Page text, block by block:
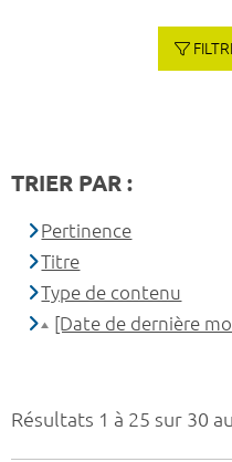
Résultats 1 à 25 sur 30
TRIER PAR :
Pertinence
Titre
Type de contenu
[Date de dernière